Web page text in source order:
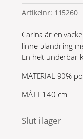
Artikelnr: 115260
Carina är en
linne-blandning
En helt underbar
MATERIAL 90%
MÅTT 140 cm
Slut i lager